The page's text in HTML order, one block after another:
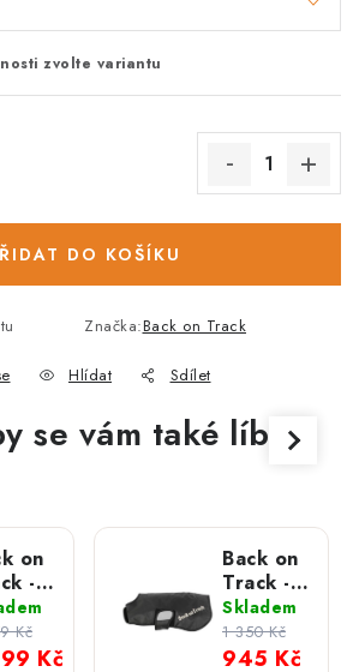
zvolte variantu
DO KOŠÍKU
Značka:Back on Track
Hlídat Sdílet
se vám také líbit
on
-
Kč
Kč
Back on
Track -
Dečka
Standart
Hugo
Skladem
945 Kč
1 350 Kč